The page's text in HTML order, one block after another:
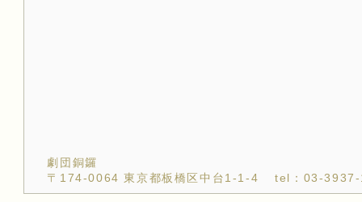
劇団銅鑼
〒174-0064 東京都板橋区中台1-1-4 tel：03-